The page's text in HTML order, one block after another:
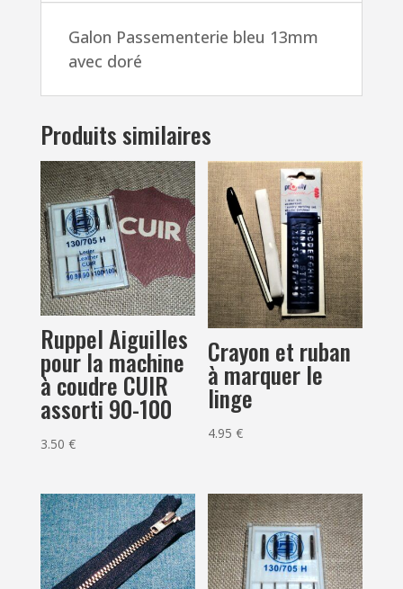
Galon Passementerie bleu 13mm
avec doré
Produits similaires
Ruppel Aiguilles
pour la machine
à coudre CUIR
assorti 90-100
3.50 €
Crayon et ruban
à marquer le
linge
4.95€